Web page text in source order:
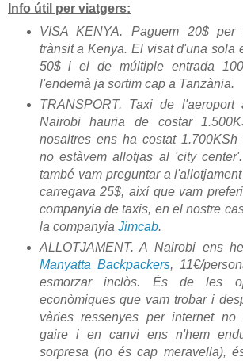
Info útil per viatgers:
VISA KENYA. Paguem 20$
trànsit a Kenya. El visat d'una sola
50$ i el de múltiple entrada
l'endemà ja sortim cap a Tanzània.
TRANSPORT. Taxi de l'aeroport
Nairobi hauria de costar
nosaltres ens ha costat
no estàvem allotjas al 'city
també vam preguntar a
carregava 25$, així que vam
companyia de taxis, en el nostre
la companyia Jimcab.
ALLOTJAMENT. A Nairobi ens
Manyatta Backpackers, 11€/
esmorzar inclòs. És de les
econòmiques que vam trobar i
vàries ressenyes per internet no
gaire i en canvi ens n'hem
sorpresa (no és cap meravella),